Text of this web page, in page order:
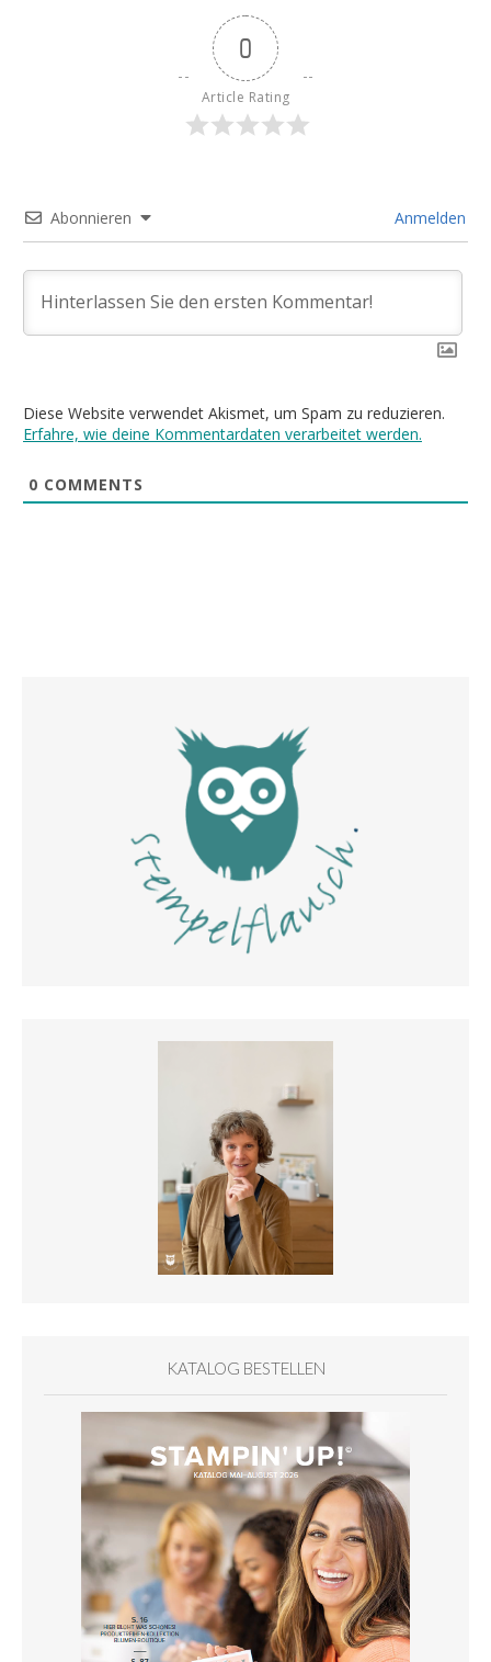
0
Article Rating
Abonnieren Anmelden
Diese Website verwendet Akismet, um Spam zu reduzieren.
Erfahre, wie deine Kommentardaten verarbeitet werden.
0 COMMENTS
KATALOG BESTELLEN